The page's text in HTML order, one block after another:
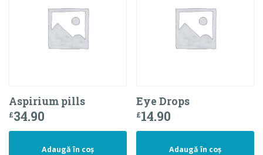
Aspirium pills
£34.90
Adaugă în coș
Eye Drops
£14.90
Adaugă în coș